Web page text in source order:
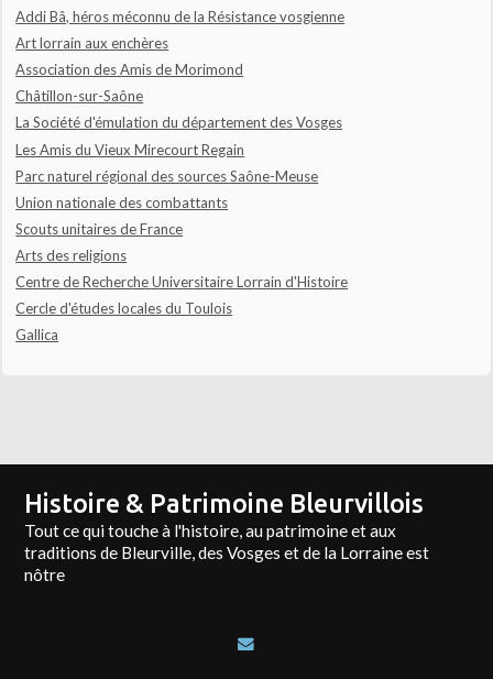
Addi Bâ, héros méconnu de la Résistance vosgienne
Art lorrain aux enchères
Association des Amis de Morimond
Châtillon-sur-Saône
La Société d'émulation du département des Vosges
Les Amis du Vieux Mirecourt Regain
Parc naturel régional des sources Saône-Meuse
Union nationale des combattants
Scouts unitaires de France
Arts des religions
Centre de Recherche Universitaire Lorrain d'Histoire
Cercle d'études locales du Toulois
Gallica
Histoire & Patrimoine Bleurvillois
Tout ce qui touche à l'histoire, au patrimoine et aux
traditions de Bleurville, des Vosges et de la Lorraine est
nôtre